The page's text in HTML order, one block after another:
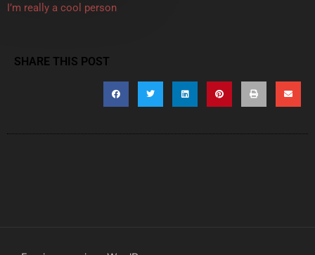
I’m really a cool person
SHARE THIS POST